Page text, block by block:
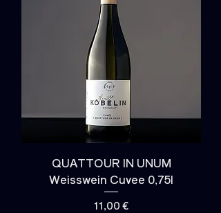
QUATTOUR IN UNUM
Weisswein Cuvee 0,75l
Preis
11,00 €